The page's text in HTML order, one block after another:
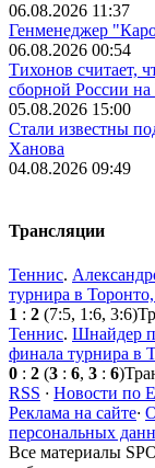
06.08.2026 11:37
Генменеджер
06.08.2026 00:54
Тихонов считает,
сборной России
05.08.2026 15:00
Стали известны
Ханова
04.08.2026 09:49
Трансляции
Теннис.
турнира в
1 : 2 (7:5, 1:6, 3:6)
Теннис. Шнайдер
финала турнира в
0 : 2 (3 : 6, 3 : 6)
RSS · Новости по
Реклама на сайте·
персональных
Все материалы